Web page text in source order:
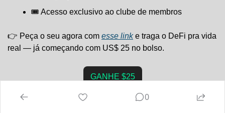
🎟️ Acesso exclusivo ao clube de membros
👉 Peça o seu agora com esse link e traga o DeFi pra vida
real — já começando com US$ 25 no bolso.
GANHE $25
0